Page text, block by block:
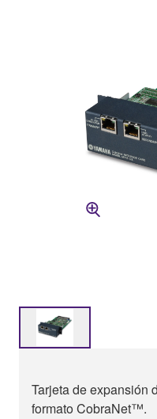
Tarjeta de expansión
formato CobraNet™.